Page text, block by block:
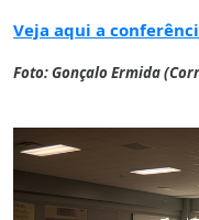
Veja aqui a
Foto: Gonçalo Ermida